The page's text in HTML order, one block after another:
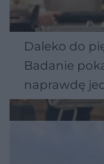
Daleko do
Badanie
naprawdę